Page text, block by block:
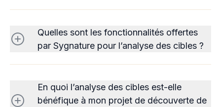
Quelles sont les fonctionnalités offertes
par Sygnature pour l’analyse des cibles ?
En quoi l’analyse des cibles est-elle
bénéfique à mon projet de découverte de